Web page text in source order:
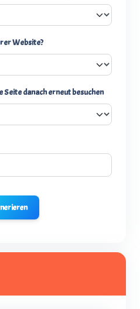
Website?
Seite danach erneut besuchen